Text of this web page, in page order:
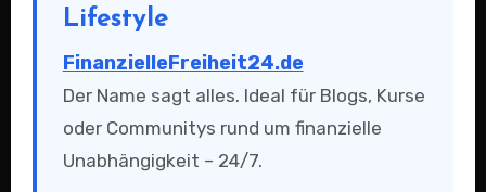
Lifestyle
FinanzielleFreiheit24.de
Der Name sagt alles. Ideal für Blogs, Kurse
oder Communitys rund um finanzielle
Unabhängigkeit – 24/7.